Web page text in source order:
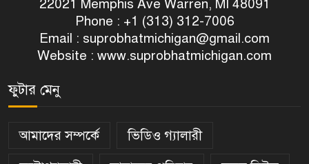
22021 Memphis Ave Warren, MI 48091
Phone : +1 (313) 312-7006
Email : suprobhatmichigan@gmail.com
Website : www.suprobhatmichigan.com
ফুটার মেনু
আমাদের সম্পর্কে
ভিডিও গ্যালারী